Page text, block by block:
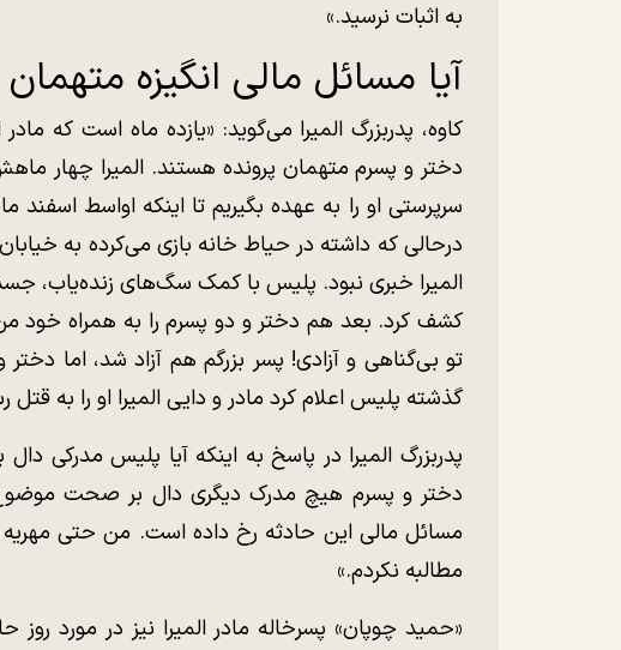
به اثبات نرسید.»
آیا مسائل مالی انگیزه
کاوه، پدربزرگ المیرا می‌گوید: «یازده ماه است که
دختر و پسرم متهمان پرونده هستند. المیرا چهار
المیرا خبری نبود. پلیس با کمک سگ‌های زنده‌یاب،
کشف کرد. بعد هم دختر و دو پسرم را به همراه خود
تو بی‌گناهی و آزادی! پسر بزرگم هم آزاد شد، اما
گذشته پلیس اعلام کرد مادر و دایی المیرا او را به قتل
پدربزرگ المیرا در پاسخ به اینکه آیا پلیس مدرکی
دختر و پسرم هیچ مدرک دیگری دال بر صحت موضوع
مسائل مالی این حادثه رخ داده است. من حتی
مطالبه نکردم.»
«حمید چوپان» پسرخاله مادر المیرا نیز در مورد روز